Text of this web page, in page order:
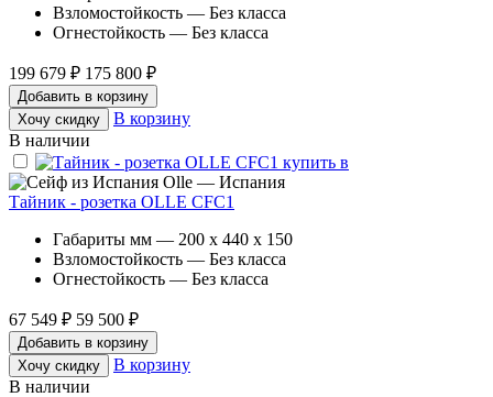
Взломостойкость — Без класса
Огнестойкость — Без класса
199 679 ₽ 175 800 ₽
Добавить в корзину
Хочу скидку
В корзину
В наличии
Olle — Испания
Тайник - розетка OLLE CFC1
Габариты мм — 200 x 440 x 150
Взломостойкость — Без класса
Огнестойкость — Без класса
67 549 ₽ 59 500 ₽
Добавить в корзину
Хочу скидку
В корзину
В наличии